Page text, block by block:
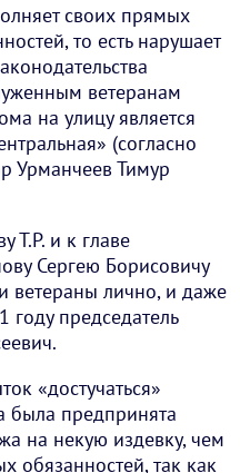
своих прямых
то есть нарушает
ветеранам
на улицу является
(согласно
Урманчеев Тимур
Т.Р. и к главе
Сергею Борисовичу
ветераны лично, и даже
председатель
«достучаться»
была предпринята
на некую издевку, чем
обязанностей, так как